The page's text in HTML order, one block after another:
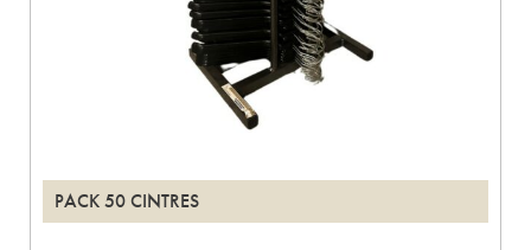
PACK 50 CINTRES